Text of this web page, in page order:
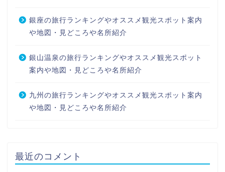
銀座の旅行ランキングやオススメ観光スポット案内
や地図・見どころや名所紹介
銀山温泉の旅行ランキングやオススメ観光スポット
案内や地図・見どころや名所紹介
九州の旅行ランキングやオススメ観光スポット案内
や地図・見どころや名所紹介
最近のコメント